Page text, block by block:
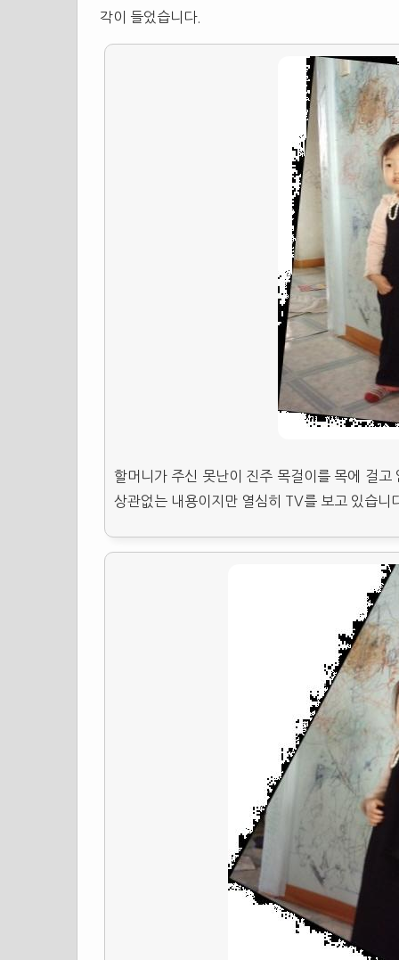
각이 들었습니다.
할머니가 주신 못난이 진주 목걸이를 목에 걸
상관없는 내용이지만 열심히 TV를 보고 있습니